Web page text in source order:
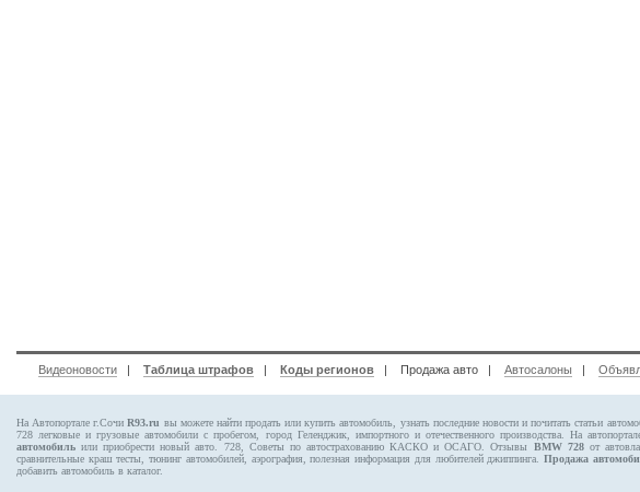
Видеоновости | Таблица штрафов | Коды регионов | Продажа авто | Автосалоны |
На Автопортале г.СочиR93.ru вы можете найти продать или купить автомобиль, узнать последние новости и почитать статьи
728 легковые и грузовые автомобили с пробегом, город Геленджик, импортного и отечественного производства. На
автомобиль или приобрести новый авто. 728, Советы по автострахованию КАСКО и ОСАГО. Отзывы BMW 728от
сравнительные краш тесты, тюнинг автомобилей, аэрография, полезная информация для любителей джиппинга.Продажа
добавить автомобиль в каталог.